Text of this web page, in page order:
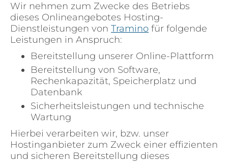
Wir nehmen zum Zwecke des Betriebs
dieses Onlineangebotes Hosting-
Dienstleistungen von Tramino für folgende
Leistungen in Anspruch:
Bereitstellung unserer Online-Plattform
Bereitstellung von Software,
Rechenkapazität, Speicherplatz und
Datenbank
Sicherheitsleistungen und technische
Wartung
Hierbei verarbeiten wir, bzw. unser
Hostinganbieter zum Zweck einer effizienten
und sicheren Bereitstellung dieses